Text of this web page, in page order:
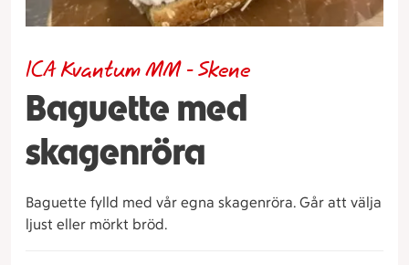
Baguette med
skagenröra
ICA Kvantum MM - Skene
Baguette fylld med vår egna skagenröra. Går att välja
ljust eller mörkt bröd.